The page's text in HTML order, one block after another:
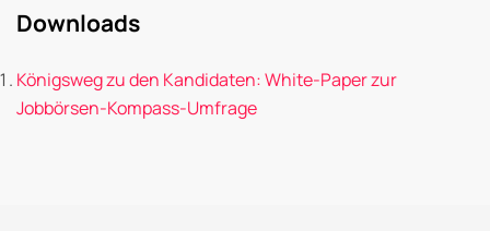
Downloads
Königsweg zu den Kandidaten: White-Paper zur
Jobbörsen-Kompass-Umfrage